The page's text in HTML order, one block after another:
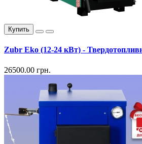
Купить
Zubr Eko (12-24 кВт) -
26500.00 грн.